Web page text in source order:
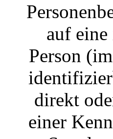
auf
Person
direkt
einer